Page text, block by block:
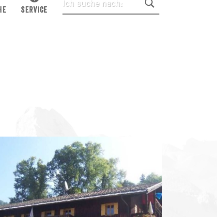
SERVICE